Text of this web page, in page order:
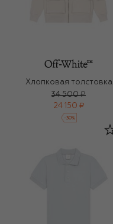
Хлопковая толстовка
34 500 ₽
24 150 ₽
-30%